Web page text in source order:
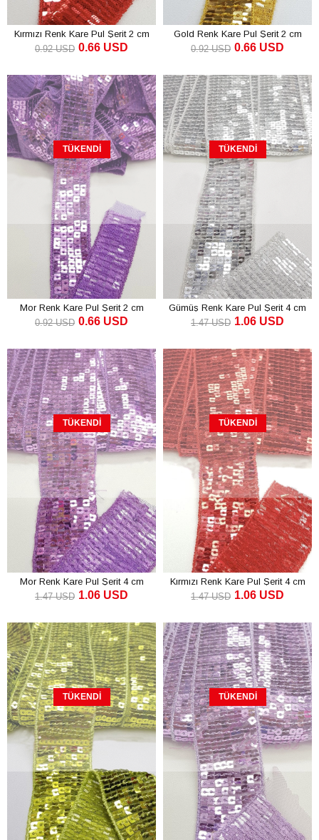
Kırmızı Renk Kare Pul Şerit 2 cm
0.66 USD
0.92 USD
Gold Renk Kare Pul Şerit 2 cm
0.66 USD
0.92 USD
TÜKENDI
Mor Renk Kare Pul Şerit 2 cm
0.66 USD
0.92 USD
TÜKENDI
Gümüş Renk Kare Pul Şerit 4 cm
1.06 USD
1.47 USD
TÜKENDI
Mor Renk Kare Pul Şerit 4 cm
1.06 USD
1.47 USD
TÜKENDI
Kırmızı Renk Kare Pul Şerit 4 cm
1.06 USD
1.47 USD
TÜKENDI TÜKENDI